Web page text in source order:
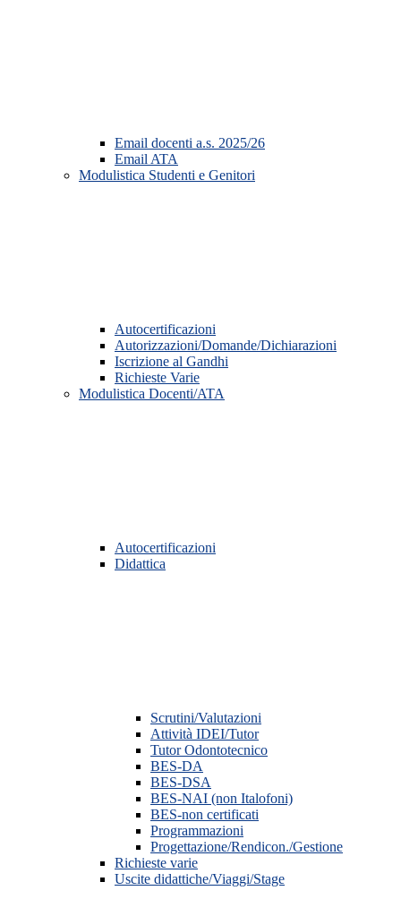
Email docenti a.s. 2025/26
Email ATA
Modulistica Studenti e Genitori
Autocertificazioni
Autorizzazioni/Domande/Dichiarazioni
Iscrizione al Gandhi
Richieste Varie
Modulistica Docenti/ATA
Autocertificazioni
Didattica
Scrutini/Valutazioni
Attività IDEI/Tutor
Tutor Odontotecnico
BES-DA
BES-DSA
BES-NAI (non Italofoni)
BES-non certificati
Programmazioni
Progettazione/Rendicon./Gestione
Richieste varie
Uscite didattiche/Viaggi/Stage